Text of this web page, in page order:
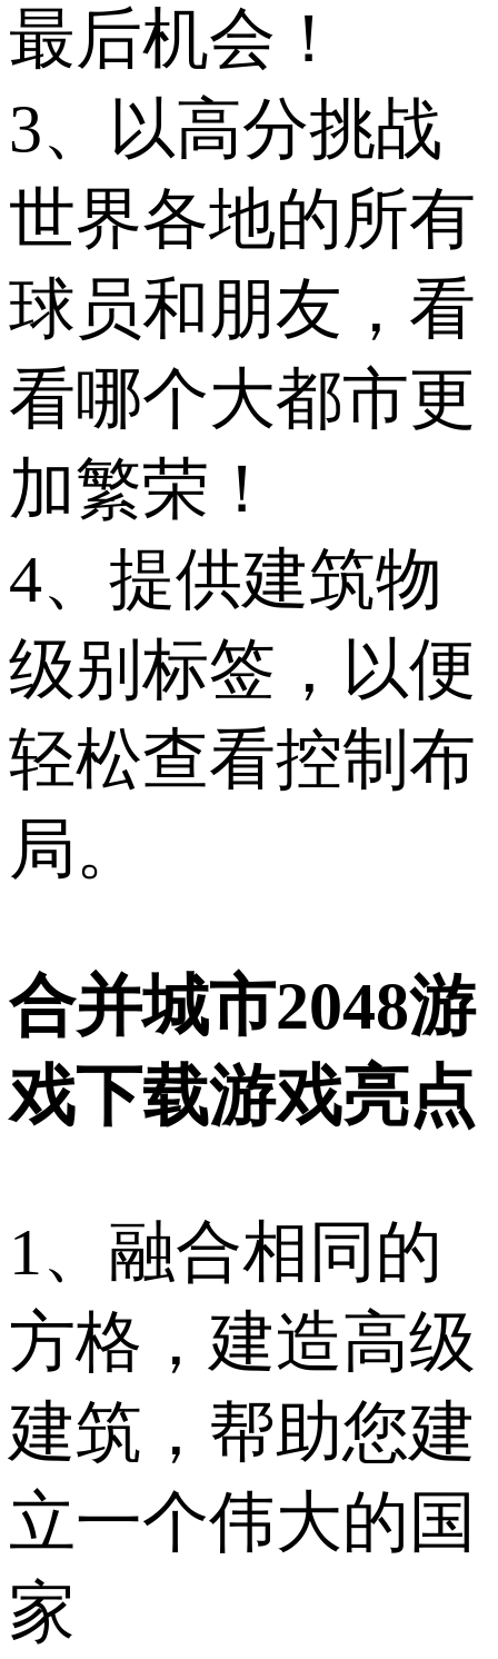
最后机会！
3、以高分挑战
世界各地的所有
球员和朋友，看
看哪个大都市更
加繁荣！
4、提供建筑物
级别标签，以便
轻松查看控制布
局。
合并城市2048游
戏下载游戏亮点
1、融合相同的
方格，建造高级
建筑，帮助您建
立一个伟大的国
家